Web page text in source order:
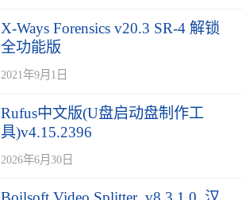
X-Ways Forensics v20.3 SR-4 解锁
全功能版
2021年9月1日
Rufus中文版(U盘启动盘制作工
具)v4.15.2396
2026年6月30日